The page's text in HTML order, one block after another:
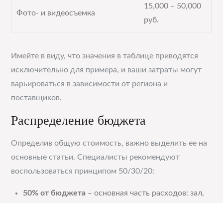
Фото- и видеосъемка
15,000 – 50,000
руб.
Имейте в виду, что значения в таблице приводятся
исключительно для примера, и ваши затраты могут
варьироваться в зависимости от региона и
поставщиков.
Распределение бюджета
Определив общую стоимость, важно выделить ее на
основные статьи. Специалисты рекомендуют
воспользоваться принципом 50/30/20:
50% от бюджета – основная часть расходов: зал,